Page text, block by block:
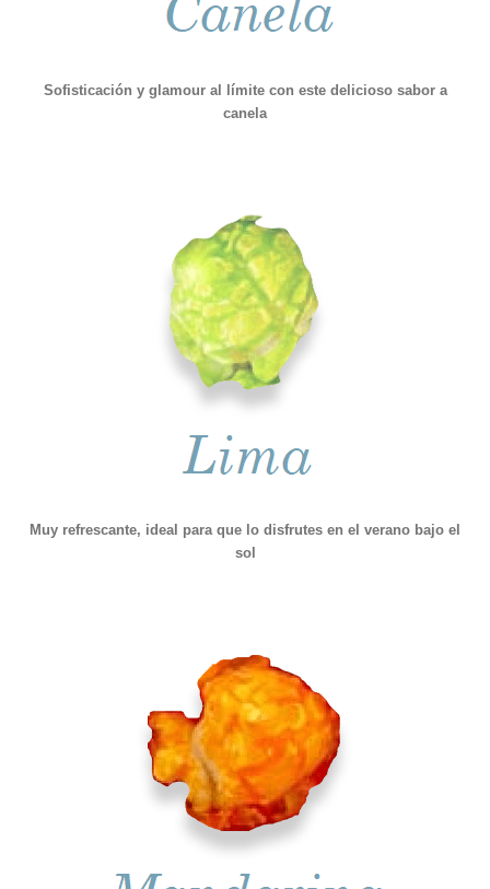
Sofisticación y glamour al límite con este delicioso sabor a
canela
Muy refrescante, ideal para que lo disfrutes en el verano bajo el
sol